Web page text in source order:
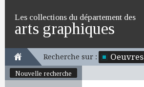
Les collections du département des
arts graphiques
Recherche sur : Oeuvres
Nouvelle recherche